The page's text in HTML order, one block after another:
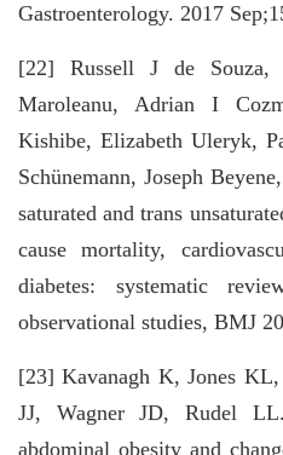
Gastroenterology. 2017
[22] Russell J de Souza,
Maroleanu, Adrian I
Kishibe, Elizabeth Uleryk,
Schünemann, Joseph
saturated and trans
cause mortality,
diabetes: systematic
observational studies, BMJ
[23] Kavanagh K, Jones
JJ, Wagner JD, Rudel
abdominal obesity and